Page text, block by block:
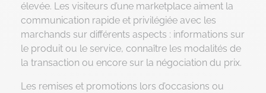
élevée. Les visiteurs d’une marketplace aiment la
communication rapide et privilégiée avec les
marchands sur différents aspects : informations sur
le produit ou le service, connaître les modalités de
la transaction ou encore sur la négociation du prix.
Les remises et promotions lors d’occasions ou